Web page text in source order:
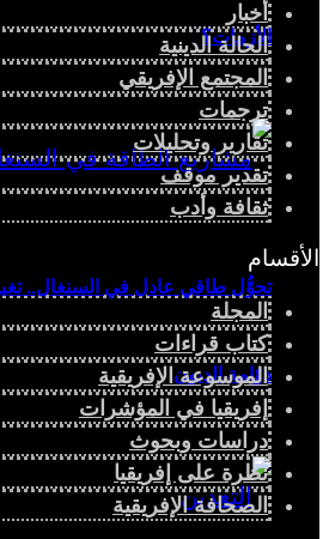
الأزمات؟
تحوُّل طاقي عادل في السنغال..
دوّامة الديون
أخبار
الحالة الدينية
المجتمع الإفريقي
ترجمات
تقارير وتحليلات
تقدير موقف
ثقافة وأدب
الأقسام
المجلة
كتاب قراءات
الموسوعة الإفريقية
إفريقيا في المؤشرات
دراسات وبحوث
نظرة على إفريقيا
الصحافة الإفريقية